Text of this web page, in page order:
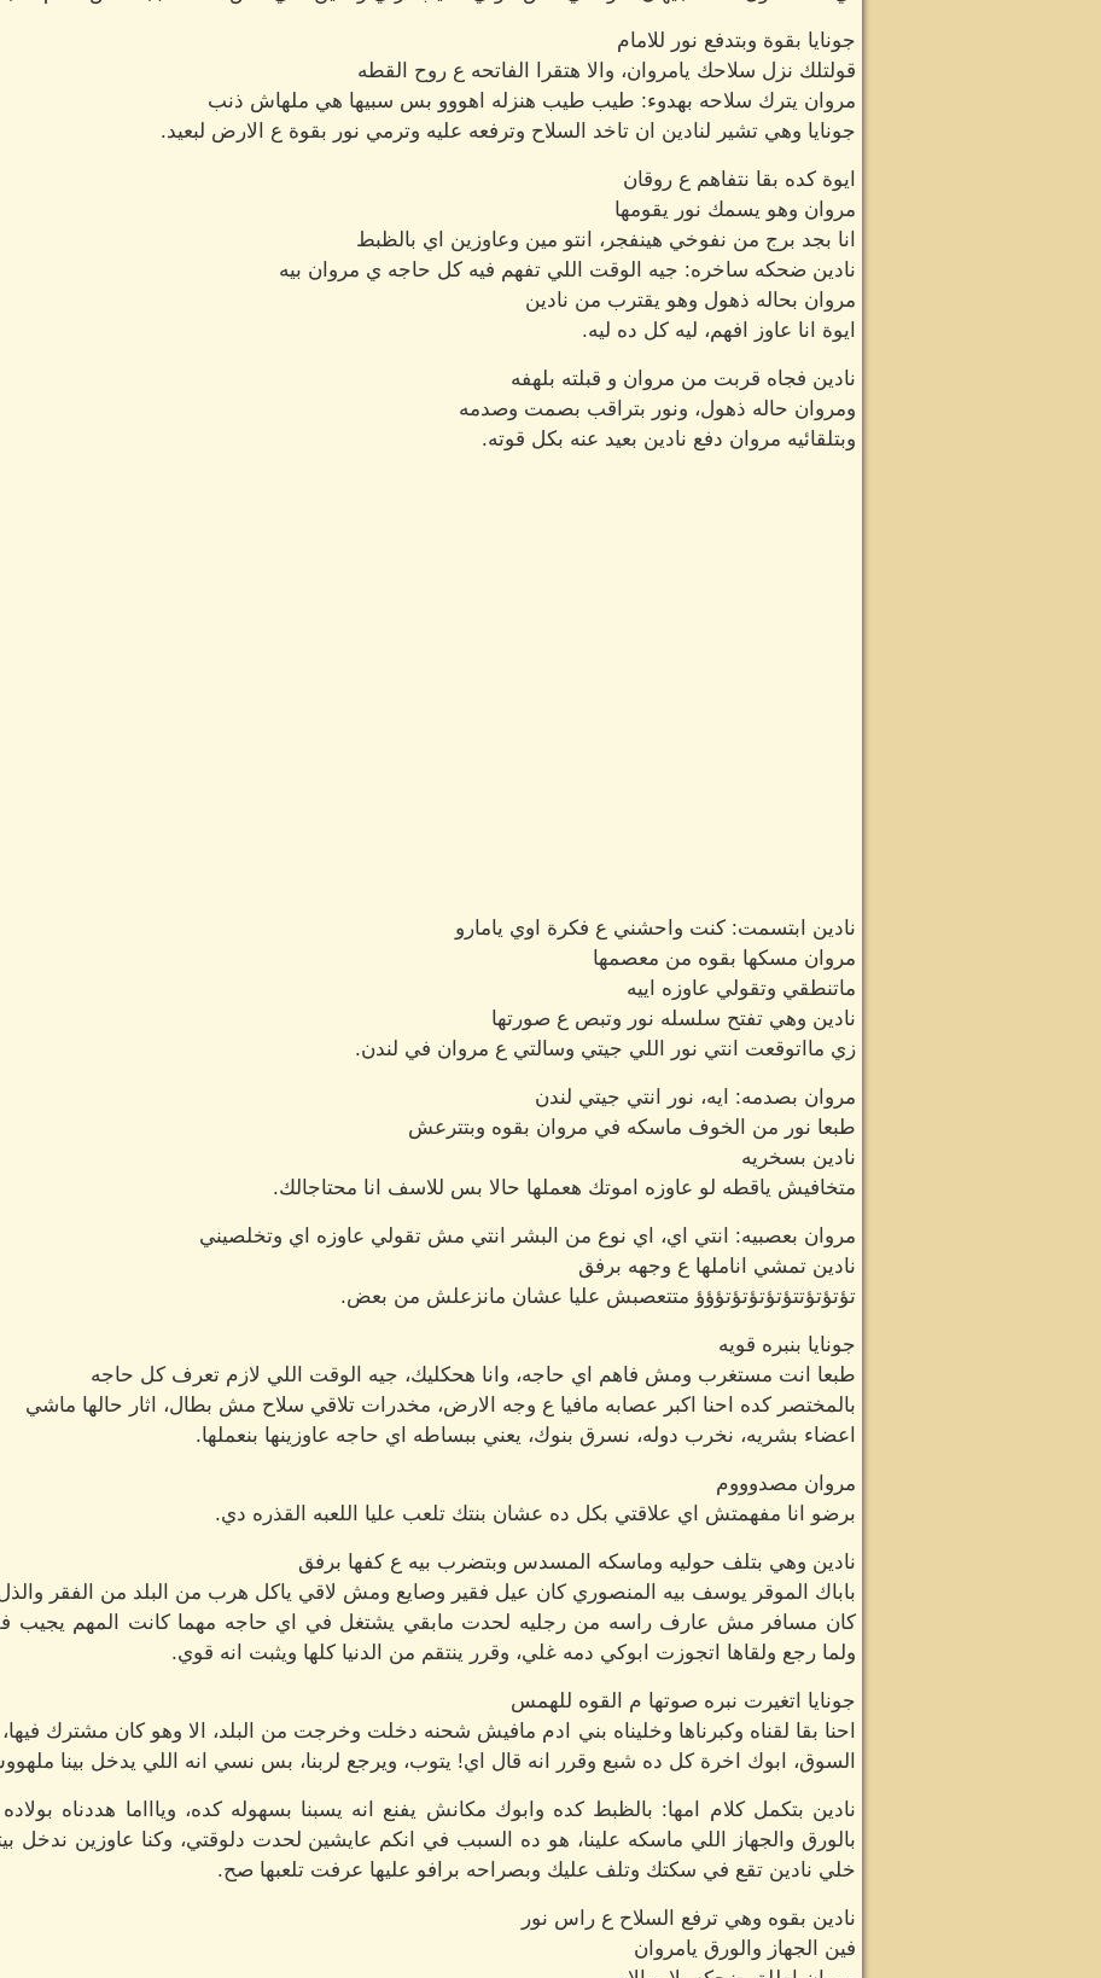
جونايا بقوة وبتدفع نور للامام
قولتلك نزل سلاحك يامروان، والا هتقرا الفاتحه ع روح القطه
مروان يترك سلاحه بهدوء: طيب طيب هنزله اهووو بس سبيها هي ملهاش ذنب
جونايا وهي تشير لنادين ان تاخد السلاح وترفعه عليه وترمي نور بقوة ع الارض لبعيد.
ايوة كده بقا نتفاهم ع روقان
مروان وهو يسمك نور يقومها
انا بجد برج من نفوخي هينفجر، انتو مين وعاوزين اي بالظبط
نادين ضحكه ساخره: جيه الوقت اللي تفهم فيه كل حاجه ي مروان بيه
مروان بحاله ذهول وهو يقترب من نادين
ايوة انا عاوز افهم، ليه كل ده ليه.
نادين فجاه قربت من مروان و قبلته بلهفه
ومروان حاله ذهول، ونور بتراقب بصمت وصدمه
وبتلقائيه مروان دفع نادين بعيد عنه بكل قوته.
نادين ابتسمت: كنت واحشني ع فكرة اوي يامارو
مروان مسكها بقوه من معصمها
ماتنطقي وتقولي عاوزه اييه
نادين وهي تفتح سلسله نور وتبص ع صورتها
زي مااتوقعت انتي نور اللي جيتي وسالتي ع مروان في لندن.
مروان بصدمه: ايه، نور انتي جيتي لندن
طبعا نور من الخوف ماسكه في مروان بقوه وبتترعش
نادين بسخريه
متخافيش ياقطه لو عاوزه اموتك هعملها حالا بس للاسف انا محتاجالك.
مروان بعصبيه: انتي اي، اي نوع من البشر انتي مش تقولي عاوزه اي وتخلصيني
نادين تمشي اناملها ع وجهه برفق
تؤتؤتؤتتؤتؤتؤتؤتؤؤؤ متتعصبش عليا عشان مانزعلش من بعض.
جونايا بنبره قويه
طبعا انت مستغرب ومش فاهم اي حاجه، وانا هحكليك، جيه الوقت اللي لازم تعرف كل حاجه
بالمختصر كده احنا اكبر عصابه مافيا ع وجه الارض، مخدرات تلاقي سلاح مش بطال، اثار حالها ماشي
اعضاء بشريه، نخرب دوله، نسرق بنوك، يعني ببساطه اي حاجه عاوزينها بنعملها.
مروان مصدوووم
برضو انا مفهمتش اي علاقتي بكل ده عشان بنتك تلعب عليا اللعبه القذره دي.
نادين وهي بتلف حوليه وماسكه المسدس وبتضرب بيه ع كفها برفق
باباك الموقر يوسف بيه المنصوري كان عيل فقير وصايع ومش لاقي ياكل هرب من البلد من الفقر
كان مسافر مش عارف راسه من رجليه لحدت مابقي يشتغل في اي حاجه مهما كانت المهم يجيب
ولما رجع ولقاها اتجوزت ابوكي دمه غلي، وقرر ينتقم من الدنيا كلها ويثبت انه قوي.
جونايا اتغيرت نبره صوتها م القوه للهمس
احنا بقا لقناه وكبرناها وخليناه بني ادم مافيش شحنه دخلت وخرجت من البلد، الا وهو كان مشترك
السوق، ابوك اخرة كل ده شبع وقرر انه قال اي! يتوب، ويرجع لربنا، بس نسي انه اللي يدخل بينا
نادين بتكمل كلام امها: بالظبط كده وابوك مكانش يفنع انه يسبنا بسهوله كده، وياااما هددناه
بالورق والجهاز اللي ماسكه علينا، هو ده السبب في انكم عايشين لحدت دلوقتي، وكنا عاوزين ندخل
خلي نادين تقع في سكتك وتلف عليك وبصراحه برافو عليها عرفت تلعبها صح.
نادين بقوه وهي ترفع السلاح ع راس نور
فين الجهاز والورق يامروان